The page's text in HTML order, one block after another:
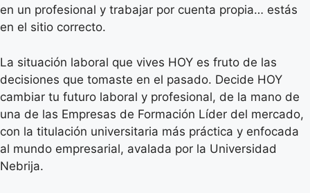
en un profesional y trabajar por cuenta propia… estás
en el sitio correcto.
La situación laboral que vives HOY es fruto de las
decisiones que tomaste en el pasado. Decide HOY
cambiar tu futuro laboral y profesional, de la mano de
una de las Empresas de Formación Líder del mercado,
con la titulación universitaria más práctica y enfocada
al mundo empresarial, avalada por la Universidad
Nebrija.